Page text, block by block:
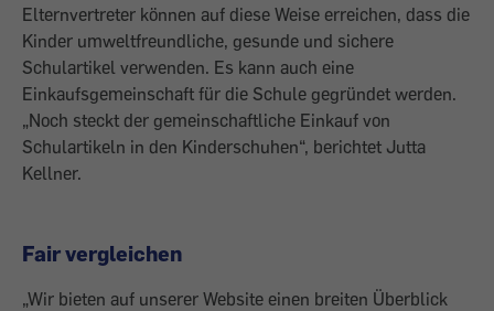
Elternvertreter können auf diese Weise erreichen, dass die
Kinder umweltfreundliche, gesunde und sichere
Schulartikel verwenden. Es kann auch eine
Einkaufsgemeinschaft für die Schule gegründet werden.
„Noch steckt der gemeinschaftliche Einkauf von
Schulartikeln in den Kinderschuhen“, berichtet Jutta
Kellner.
Fair vergleichen
„Wir bieten auf unserer Website einen breiten Überblick